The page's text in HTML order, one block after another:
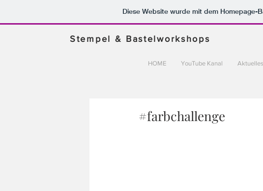
Diese Website wurde mit dem Homepage-
Stempel & Bastelworkshops
HOME YouTube Kanal
#farbchallenge